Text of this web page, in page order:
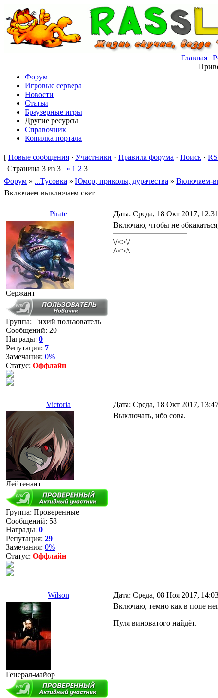
Главная |
Форум
Игровые сервера
Новости
Статьи
Браузерные игры
Другие ресурсы
Справочник
Копилка портала
[ Новые сообщения · Участники · Правила форума · Поиск ·
Страница 3 из 3 « 1 2 3
Форум » ...Тусовка » Юмор, приколы, дурачества » Включаем-
Включаем-выключаем свет
Pirate Дата: Среда, 18 Окт 2017,
Сержант
Группа: Тихий пользователь
Сообщений: 20
Награды: 0
Репутация: 7
Замечания: 0%
Статус: Оффлайн
Включаю, чтобы не
\/<>\/
/\<>/\
Victoria Дата: Среда, 18 Окт 2017,
Лейтенант
Группа: Проверенные
Сообщений: 58
Награды: 0
Репутация: 29
Замечания: 0%
Статус: Оффлайн
Выключать, ибо сова.
Wilson Дата: Среда, 08 Ноя 2017,
Генерал-майор
Включаю, темно как в попе
Пуля виноватого найдёт.